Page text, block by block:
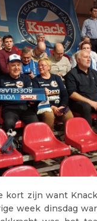
zijn want
week dinsdag